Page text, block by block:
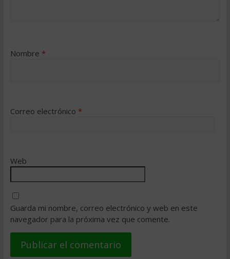
Nombre *
Correo electrónico *
Web
Guarda mi nombre, correo electrónico y web en este
navegador para la próxima vez que comente.